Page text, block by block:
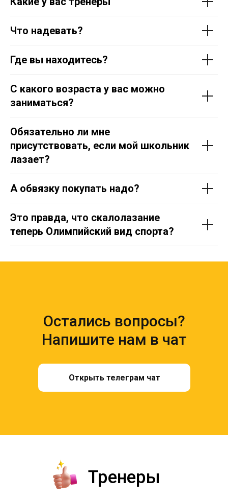
Что надевать?
Где вы находитесь?
С какого возраста у вас можно
заниматься?
Обязательно ли мне
присутствовать, если мой школьник
лазает?
А обвязку покупать надо?
Это правда, что скалолазание
теперь Олимпийский вид спорта?
Остались вопросы?
Напишите нам в чат
Открыть телеграм чат
Трене ры